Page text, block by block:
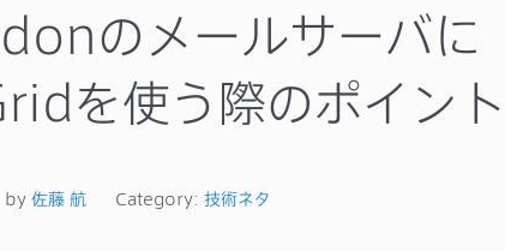
ビス紹介動画や運用のポイントをまとめたウェビナーなど
グ
の活用例やトレンド情報などを随時発信
ベント・セミナー お知らせ
ベストプラクティス
ンス
のメールサーバに
を使う際のポイント
by 佐藤 航 Category: 技術ネタ